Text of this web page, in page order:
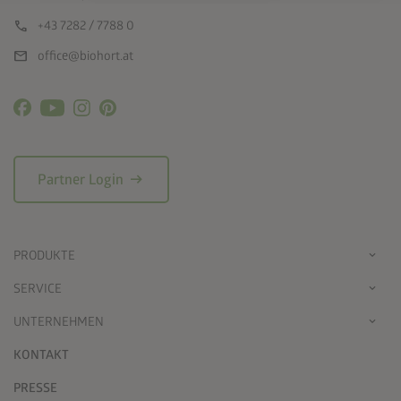
call +43 7282 / 7788 0
mail office@biohort.at
Partner Login arrow_right_alt
PRODUKTE
SERVICE
UNTERNEHMEN
KONTAKT
PRESSE